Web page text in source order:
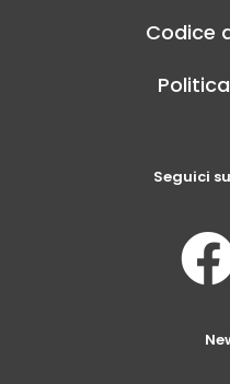
Codice
Seguici